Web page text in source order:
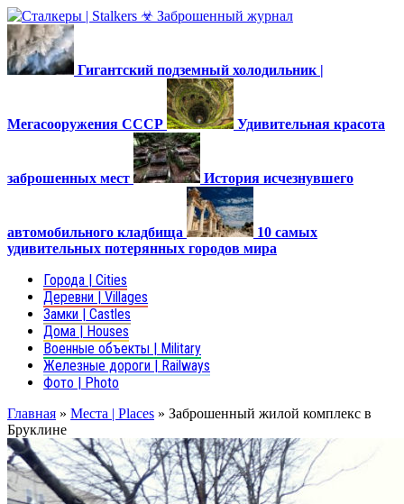
Гигантский подземный холодильник |
Мегасооружения СССР Удивительная красота
заброшенных мест История исчезнувшего
автомобильного кладбища
10 самых
удивительных потерянных городов мира
Города | Cities
Деревни | Villages
Замки | Castles
Дома | Houses
Военные объекты | Military
Железные дороги | Railways
Фото | Photo
Главная » Места | Places » Заброшенный жилой комплекс в
Бруклине